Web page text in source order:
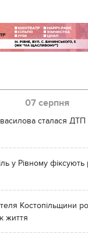
07 серпня
сталася ДТП
у Рівному
Костопільщини
життя